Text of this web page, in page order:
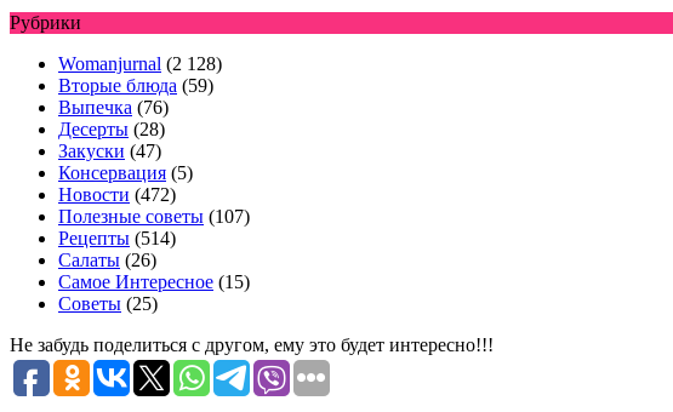
Рубрики
Womanjurnal (2 128)
Вторые блюда (59)
Выпечка (76)
Десерты (28)
Закуски (47)
Консервация (5)
Новости (472)
Полезные советы (107)
Рецепты (514)
Салаты (26)
Самое Интересное (15)
Советы (25)
Не забудь поделиться с другом, ему это будет интересно!!!